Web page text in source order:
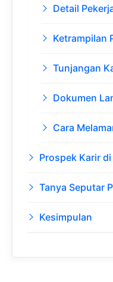
Detail
Ketrampilan
Tunjangan
Dokumen
Cara
Prospek Karir
Tanya Seputar
Kesimpulan